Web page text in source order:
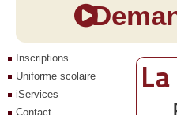
Inscriptions
Uniforme scolaire
iServices
Contact